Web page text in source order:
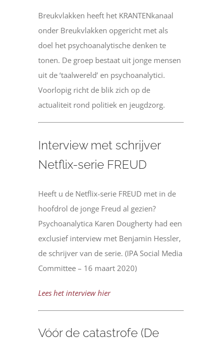
Breukvlakken heeft het KRANTENkanaal
onder Breukvlakken opgericht met als
doel het psychoanalytische denken te
tonen. De groep bestaat uit jonge mensen
uit de ‘taalwereld’ en psychoanalytici.
Voorlopig richt de blik zich op de
actualiteit rond politiek en jeugdzorg.
Interview met schrijver
Netflix-serie FREUD
Heeft u de Netflix-serie FREUD met in de
hoofdrol de jonge Freud al gezien?
Psychoanalytica Karen Dougherty had een
exclusief interview met Benjamin Hessler,
de schrijver van de serie. (IPA Social Media
Committee – 16 maart 2020)
Lees het interview hier
Vóór de catastrofe (De